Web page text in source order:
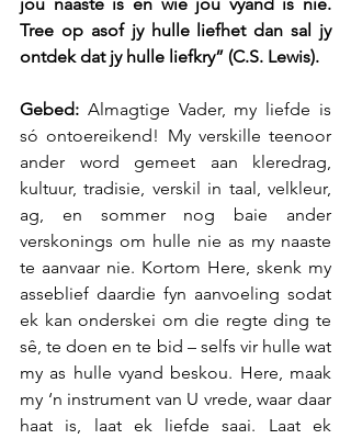
Tree op asof jy hulle liefhet dan sal jy
ontdek dat jy hulle liefkry” (C.S. Lewis).
Gebed: Almagtige Vader, my liefde is
só ontoereikend! My verskille teenoor
ander word gemeet aan kleredrag,
kultuur, tradisie, verskil in taal, velkleur,
ag, en sommer nog baie ander
verskonings om hulle nie as my naaste
te aanvaar nie. Kortom Here, skenk my
asseblief daardie fyn aanvoeling sodat
ek kan onderskei om die regte ding te
sê, te doen en te bid – selfs vir hulle wat
my as hulle vyand beskou. Here, maak
my ‘n instrument van U vrede, waar daar
haat is, laat ek liefde saai. Laat ek